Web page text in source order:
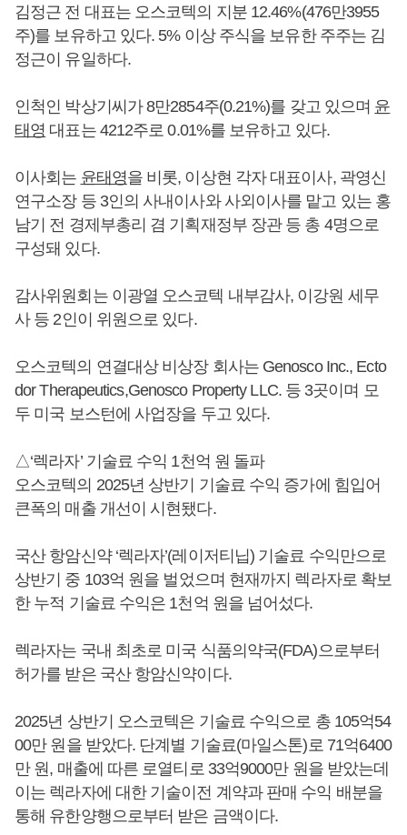
김정근 전 대표는 오스코텍의 지분 12.46%(476만3955
주)를 보유하고 있다. 5% 이상 주식을 보유한 주주는 김
정근이 유일하다.
인척인 박상기씨가 8만2854주(0.21%)를 갖고 있으며 윤
태영 대표는 4212주로 0.01%를 보유하고 있다.
이사회는 윤태영을 비롯, 이상현 각자 대표이사, 곽영신
연구소장 등 3인의 사내이사와 사외이사를 맡고 있는 홍
남기 전 경제부총리 겸 기획재정부 장관 등 총 4명으로
구성돼 있다.
감사위원회는 이광열 오스코텍 내부감사, 이강원 세무
사 등 2인이 위원으로 있다.
오스코텍의 연결대상 비상장 회사는 Genosco Inc., Ecto
dor Therapeutics,Genosco Property LLC. 등 3곳이며 모
두 미국 보스턴에 사업장을 두고 있다.
△‘렉라자’ 기술료 수익 1천억 원 돌파
오스코텍의 2025년 상반기 기술료 수익 증가에 힘입어
큰폭의 매출 개선이 시현됐다.
국산 항암신약 ‘렉라자’(레이저티닙) 기술료 수익만으로
상반기 중 103억 원을 벌었으며 현재까지 렉라자로 확보
한 누적 기술료 수익은 1천억 원을 넘어섰다.
렉라자는 국내 최초로 미국 식품의약국(FDA)으로부터
허가를 받은 국산 항암신약이다.
2025년 상반기 오스코텍은 기술료 수익으로 총 105억54
00만 원을 받았다. 단계별 기술료(마일스톤)로 71억6400
만 원, 매출에 따른 로열티로 33억9000만 원을 받았는데
이는 렉라자에 대한 기술이전 계약과 판매 수익 배분을
통해 유한양행으로부터 받은 금액이다.